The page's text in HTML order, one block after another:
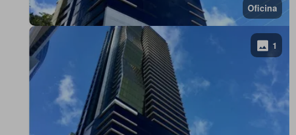
Oficina
1